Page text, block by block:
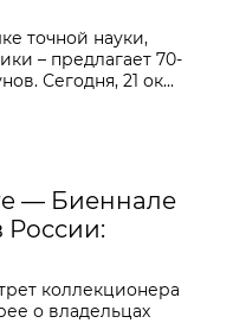
точной науки,
– предлагает 70-
Сегодня, 21 ок...
— Биеннале
России:
коллекционера
о владельцах